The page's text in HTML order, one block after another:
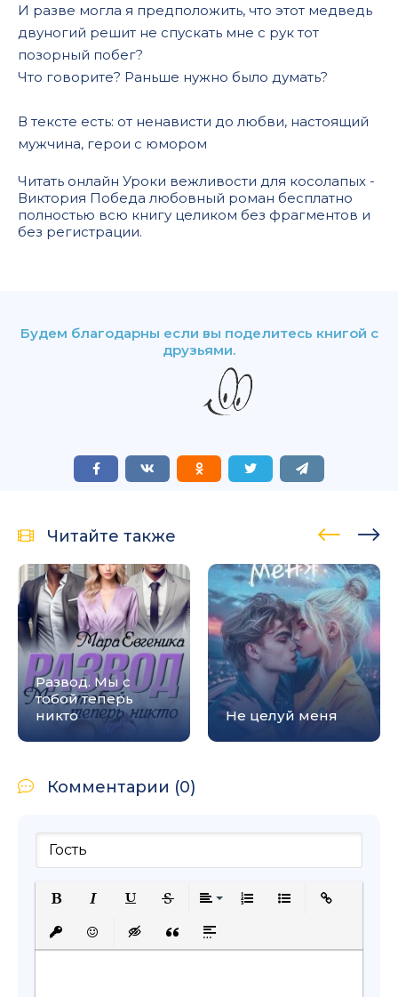
И разве могла я предположить, что этот медведь
двуногий решит не спускать мне с рук тот
позорный побег?
Что говорите? Раньше нужно было думать?
В тексте есть: от ненависти до любви, настоящий
мужчина, герои с юмором
Читать онлайн Уроки вежливости для косолапых -
Виктория Победа любовный роман бесплатно
полностью всю книгу целиком без фрагментов и
без регистрации.
Будем благодарны если вы поделитесь книгой с
друзьями.
Читайте также
Развод. Мы с
тобой теперь
никто
Не целуй меня
Комментарии (0)
Подчеркнутый
Вставить защищенную ссылку
Вставить смайлик
Вставка скрытого текста
Вставка цитаты
Вставка спойлера